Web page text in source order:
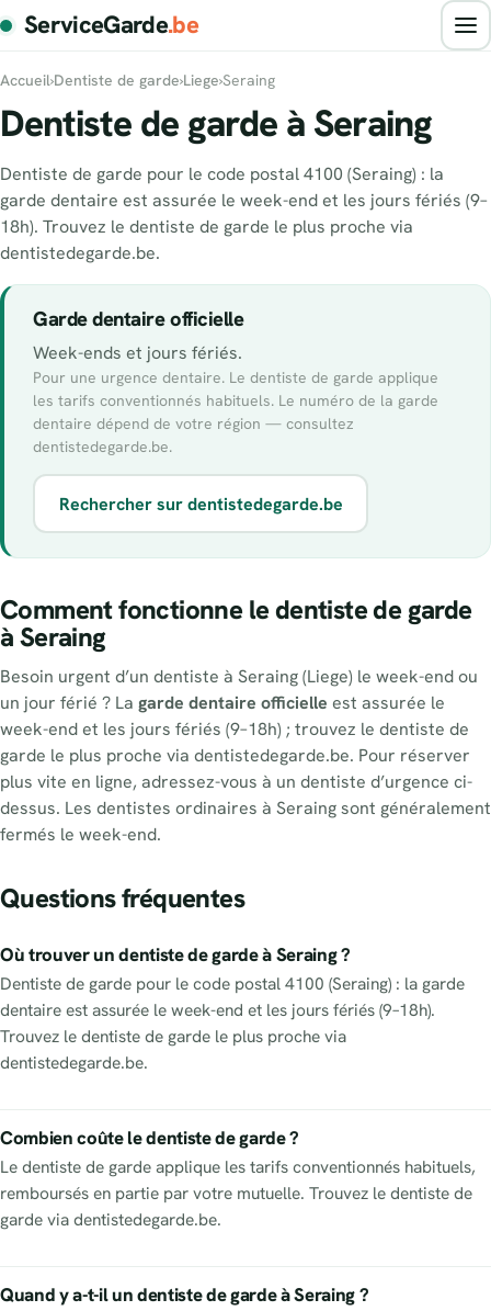
ServiceGarde.be
Accueil›Dentiste de garde›Liege›Seraing
Dentiste de garde à Seraing
Dentiste de garde pour le code postal 4100 (Seraing) : la
garde dentaire est assurée le week-end et les jours fériés (9–
18h). Trouvez le dentiste de garde le plus proche via
dentistedegarde.be.
Garde dentaire officielle
Week-ends et jours fériés.
Pour une urgence dentaire. Le dentiste de garde applique
les tarifs conventionnés habituels. Le numéro de la garde
dentaire dépend de votre région — consultez
dentistedegarde.be.
Rechercher sur dentistedegarde.be
Comment fonctionne le dentiste de garde
à Seraing
Besoin urgent d’un dentiste à Seraing (Liege) le week-end ou
un jour férié ? La garde dentaire officielle est assurée le
week-end et les jours fériés (9–18h) ; trouvez le dentiste de
garde le plus proche via dentistedegarde.be. Pour réserver
plus vite en ligne, adressez-vous à un dentiste d’urgence ci-
dessus. Les dentistes ordinaires à Seraing sont généralement
fermés le week-end.
Questions fréquentes
Où trouver un dentiste de garde à Seraing ?
Dentiste de garde pour le code postal 4100 (Seraing) : la garde
dentaire est assurée le week-end et les jours fériés (9–18h).
Trouvez le dentiste de garde le plus proche via
dentistedegarde.be.
Combien coûte le dentiste de garde ?
Le dentiste de garde applique les tarifs conventionnés habituels,
remboursés en partie par votre mutuelle. Trouvez le dentiste de
garde via dentistedegarde.be.
Quand y a-t-il un dentiste de garde à Seraing ?